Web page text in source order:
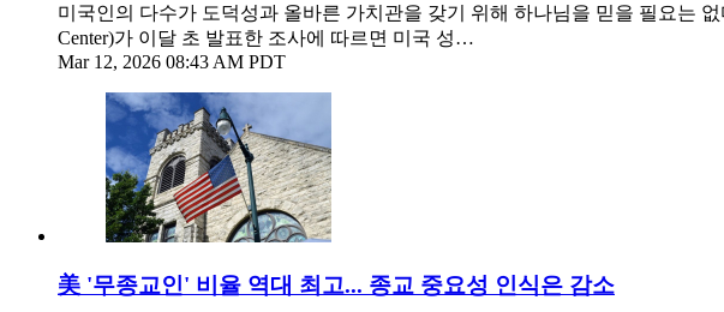
미국인의 다수가 도덕성과 올바른 가치관을 갖기 위해 하나님을 믿을 필요는
Center)가 이달 초 발표한 조사에 따르면 미국 성…
Mar 12, 2026 08:43 AM PDT
美 '무종교인' 비율 역대 최고... 종교 중요성 인식은 감소